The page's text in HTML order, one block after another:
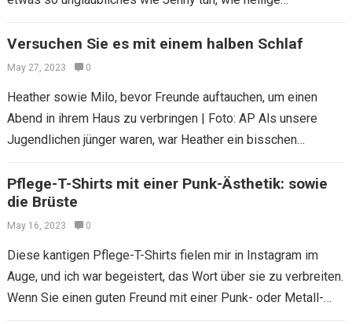
Versuchen Sie es mit einem halben Schlaf
May 27, 2023 0
Heather sowie Milo, bevor Freunde auftauchen, um einen
Abend in ihrem Haus zu verbringen | Foto: AP Als unsere
Jugendlichen jünger waren, war Heather ein bisschen
Pflege-T-Shirts mit einer Punk-Ästhetik: sowie
die Brüste
May 16, 2023 0
Diese kantigen Pflege-T-Shirts fielen mir in Instagram im
Auge, und ich war begeistert, das Wort über sie zu verbreiten.
Wenn Sie einen guten Freund mit einer Punk- oder Metall-